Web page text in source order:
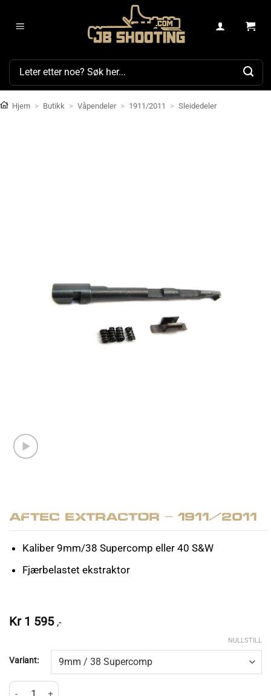
Søk
Hjem > Butikk > Våpendeler > 1911/2011 > Sleidedeler
Aftec Extractor – 1911/2011
Kaliber 9mm/38 Supercomp eller 40 S&W
Fjærbelastet ekstraktor
Kr 1 595 ,-
Variant:
NULLSTILL
Aftec Extractor - 1911/2011 antall